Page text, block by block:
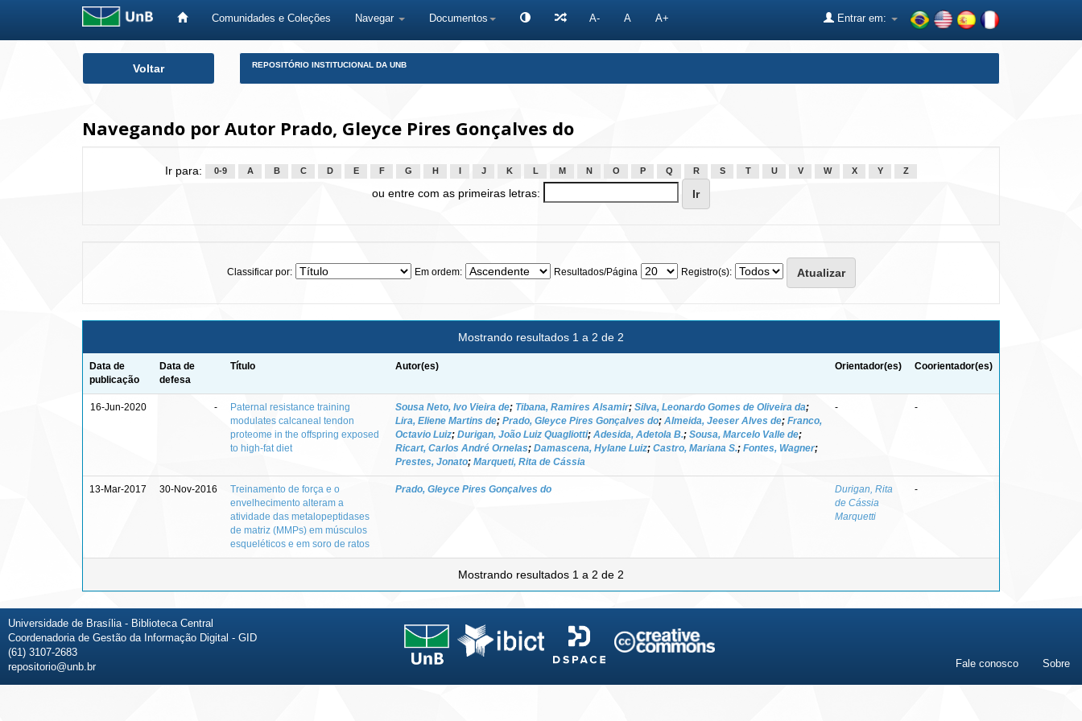
Comunidades e Coleções Navegar Documentos A- A A+ Entrar em:
Voltar REPOSITÓRIO INSTITUCIONAL DA UNB
Navegando por Autor Prado, Gleyce Pires Gonçalves do
Ir para: 0-9 A B C D E F G H J K L M N O P Q R S T U V W X Y Z
ou entre com as primeiras letras:
Classificar por: Em ordem: Resultados/Página Registro(s):
Mostrando resultados 1 a 2 de 2
Data de
publicação
Data de
defesa
Título Autor(es) Orientador(es) Coorientador(es)
16-Jun-2020 -
Paternal resistance training
modulates calcaneal tendon
proteome in the offspring exposed
to high-fat diet
Sousa Neto, Ivo Vieira de; Tibana, Ramires Alsamir; Silva, Leonardo Gomes de Oliveira da;
Lira, Eliene Martins de; Prado, Gleyce Pires Gonçalves do; Almeida, Jeeser Alves de; Franco,
Octavio Luiz; Durigan, João Luiz Quagliotti; Adesida, Adetola B.; Sousa, Marcelo Valle de;
Ricart, Carlos André Ornelas; Damascena, Hylane Luiz; Castro, Mariana S.; Fontes, Wagner;
Prestes, Jonato; Marqueti, Rita de Cássia
- -
13-Mar-2017 30-Nov-2016
Treinamento de força e o
envelhecimento alteram a
atividade das metalopeptidases
de matriz (MMPs) em músculos
esqueléticos e em soro de ratos
Prado, Gleyce Pires Gonçalves do
Durigan, Rita
de Cássia
Marquetti
-
Mostrando resultados 1 a 2 de 2
Universidade de Brasília - Biblioteca Central
Coordenadoria de Gestão da Informação Digital - GID
(61) 3107-2683
repositorio@unb.br
Fale conosco Sobre